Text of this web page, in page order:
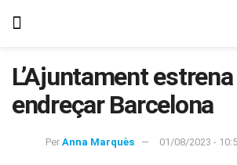
L’Ajuntament
endreçar Barcelona
Per Anna Marquès 01/08/2023 -